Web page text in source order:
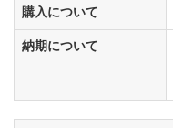
購入について
納期について